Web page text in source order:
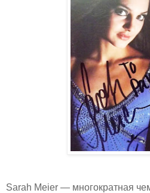
Sarah Meier — многократная